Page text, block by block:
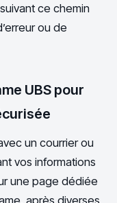
ce chemin
ou de
UBS pour
un courrier ou
vos informations
une page dédiée
après diverses